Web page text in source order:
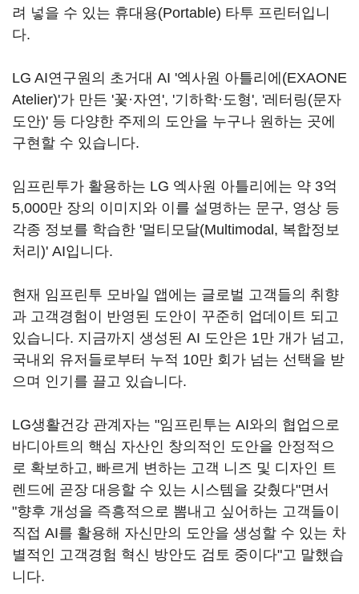
려 넣을 수 있는 휴대용(Portable) 타투 프린터입니
다.
LG AI연구원의 초거대 AI '엑사원 아틀리에(EXAONE
Atelier)'가 만든 '꽃·자연', '기하학·도형', '레터링(문자
도안)' 등 다양한 주제의 도안을 누구나 원하는 곳에
구현할 수 있습니다.
임프린투가 활용하는 LG 엑사원 아틀리에는 약 3억
5,000만 장의 이미지와 이를 설명하는 문구, 영상 등
각종 정보를 학습한 '멀티모달(Multimodal, 복합정보
처리)' AI입니다.
현재 임프린투 모바일 앱에는 글로벌 고객들의 취향
과 고객경험이 반영된 도안이 꾸준히 업데이트 되고
있습니다. 지금까지 생성된 AI 도안은 1만 개가 넘고,
국내외 유저들로부터 누적 10만 회가 넘는 선택을 받
으며 인기를 끌고 있습니다.
LG생활건강 관계자는 "임프린투는 AI와의 협업으로
바디아트의 핵심 자산인 창의적인 도안을 안정적으
로 확보하고, 빠르게 변하는 고객 니즈 및 디자인 트
렌드에 곧장 대응할 수 있는 시스템을 갖췄다"면서
"향후 개성을 즉흥적으로 뽐내고 싶어하는 고객들이
직접 AI를 활용해 자신만의 도안을 생성할 수 있는 차
별적인 고객경험 혁신 방안도 검토 중이다"고 말했습
니다.